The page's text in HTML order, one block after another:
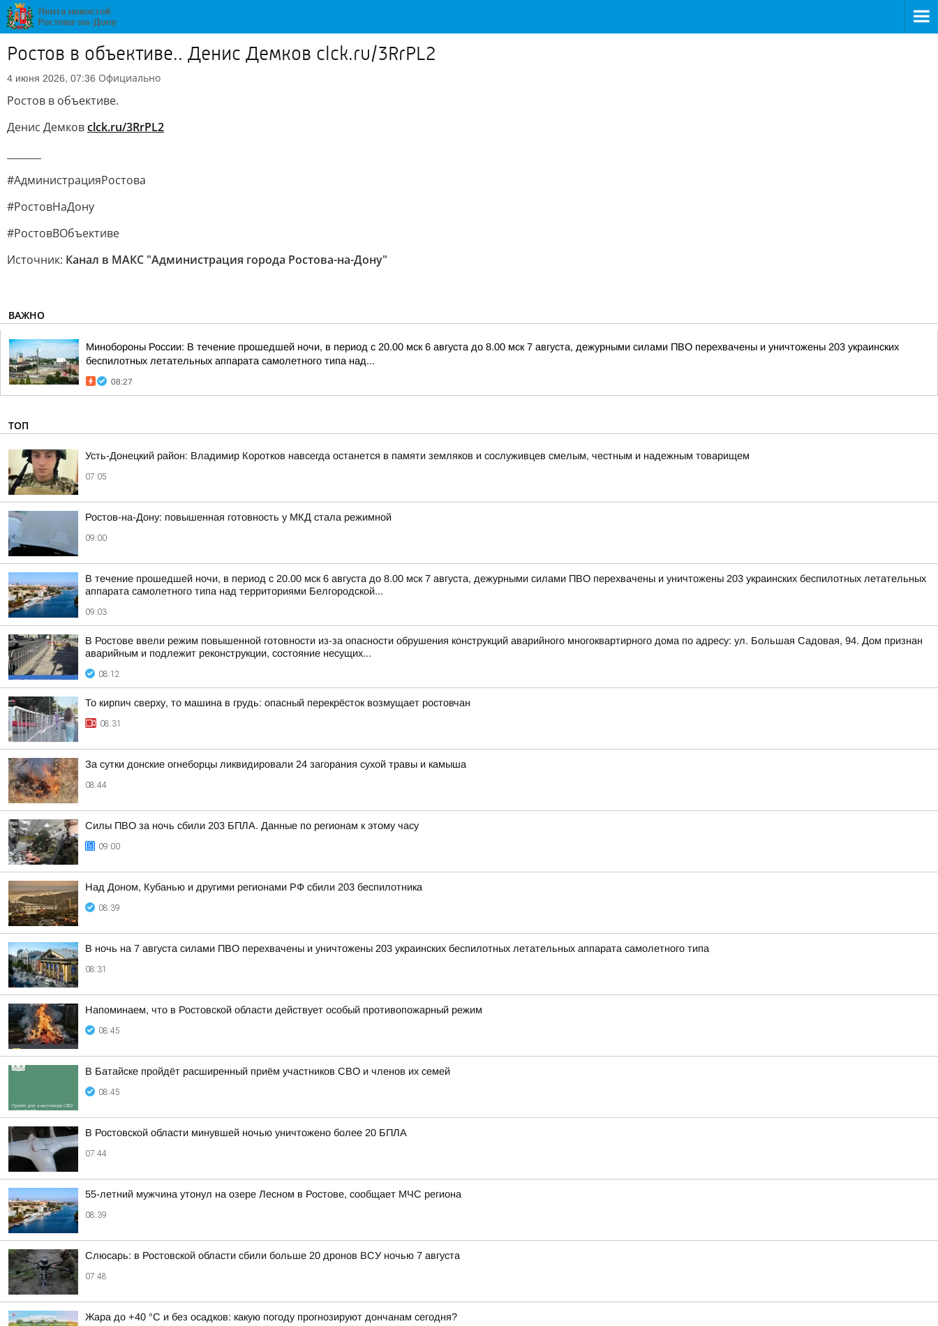
Ростов в объективе.. Денис Демков clck.ru/3RrPL2
4 июня 2026, 07:36 Официально
Ростов в объективе.
Денис Демковclck.ru/3RrPL2
#АдминистрацияРостова
#РостовНаДону
#РостовВОбъективе
Источник: Канал в МАКС "Администрация города Ростова-на-Дону"
ВАЖНО
Минобороны России: В течение прошедшей ночи, в период с 20.00 мск 6 августа до 8.00 мск 7 августа, дежурными силами ПВО перехвачены и уничтожены 203 украинских
беспилотных летательных аппарата самолетного типа над...
08:27
ТОП
Усть-Донецкий район: Владимир Коротков навсегда останется в памяти земляков и сослуживцев смелым, честным и надежным товарищем
07:05
Ростов-на-Дону: повышенная готовность у МКД стала режимной
09:00
В течение прошедшей ночи, в период с 20.00 мск 6 августа до 8.00 мск 7 августа, дежурными силами ПВО перехвачены и уничтожены 203 украинских беспилотных летательных
аппарата самолетного типа над территориями Белгородской...
09:03
В Ростове ввели режим повышенной готовности из-за опасности обрушения конструкций аварийного многоквартирного дома по адресу: ул. Большая Садовая, 94. Дом признан
аварийным и подлежит реконструкции, состояние несущих...
08:12
То кирпич сверху, то машина в грудь: опасный перекрёсток возмущает ростовчан
08:31
За сутки донские огнеборцы ликвидировали 24 загорания сухой травы и камыша
08:44
Силы ПВО за ночь сбили 203 БПЛА. Данные по регионам к этому часу
09:00
Над Доном, Кубанью и другими регионами РФ сбили 203 беспилотника
08:39
В ночь на 7 августа силами ПВО перехвачены и уничтожены 203 украинских беспилотных летательных аппарата самолетного типа
08:31
Напоминаем, что в Ростовской области действует особый противопожарный режим
08:45
В Батайске пройдёт расширенный приём участников СВО и членов их семей
08:45
В Ростовской области минувшей ночью уничтожено более 20 БПЛА
07:44
55-летний мужчина утонул на озере Лесном в Ростове, сообщает МЧС региона
08:39
Слюсарь: в Ростовской области сбили больше 20 дронов ВСУ ночью 7 августа
07:48
Жара до +40 °С и без осадков: какую погоду прогнозируют дончанам сегодня?